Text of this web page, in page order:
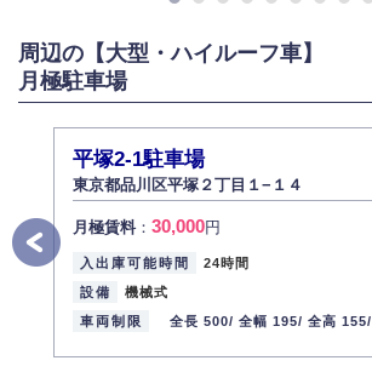
周辺の【大型・ハイルーフ車】
月極駐車場
平塚2-1駐車場
東京都品川区平塚２丁目１−１４
月極賃料： 30,000円
入出庫可能時間
24時間
設備
機械式
車両制限
全長 500/ 全幅 195/ 全高 155/